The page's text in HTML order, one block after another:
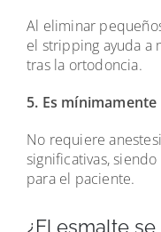
Al eliminar
el stripping ayuda a
tras la ortodoncia.
5. Es
No requiere
significativas,
para el paciente.
¿El esmalte